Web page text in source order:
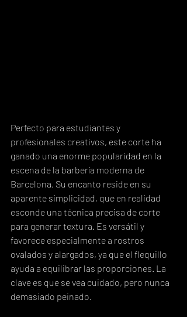
Perfecto para estudiantes y
profesionales creativos, este corte ha
ganado una enorme popularidad en la
escena de la barbería moderna de
Barcelona. Su encanto reside en su
aparente simplicidad, que en realidad
esconde una técnica precisa de corte
para generar textura. Es versátil y
favorece especialmente a rostros
ovalados y alargados, ya que el flequillo
ayuda a equilibrar las proporciones. La
clave es que se vea cuidado, pero nunca
demasiado peinado.